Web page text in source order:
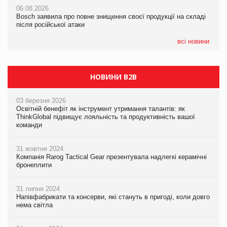
06.08.2026
Bosch заявила про повне знищення своєї продукції на складі
після російської атаки
всі новини
новинки від ТМ ТОКЕРИ
Сергій Лісунов про заморожені хлібобулочні вироби на
06.08.2026
Bosch заявила про повне знищення своєї продукції на складі
після російської атаки
НОВИНИ B2B
03 березня 2026
Освітній бенефіт як інструмент утримання талантів: як
ThinkGlobal підвищує лояльність та продуктивність вашої
команди
31 жовтня 2024
Компанія Rarog Tactical Gear презентувала надлегкі керамічні
бронеплити
31 липня 2024
Напівфабрикати та консерви, які стануть в пригоді, коли довго
нема світла